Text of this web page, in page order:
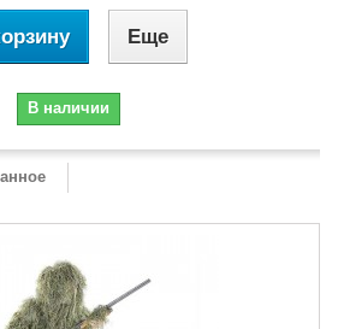
Еще
В наличии